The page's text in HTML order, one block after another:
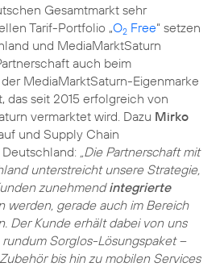
Gesamtmarkt sehr
Tarif-Portfolio „O2 Free“ setzen
und MediaMarktSaturn
auch beim
MediaMarktSaturn-Eigenmarke
das seit 2015 erfolgreich von
vermarktet wird. Dazu Mirko
und Supply Chain
„Die Partnerschaft mit
unterstreicht unsere Strategie,
zunehmendintegrierte
werden, gerade auch im Bereich
Der Kunde erhält dabei von uns
Sorglos-Lösungspaket –
bis hin zu mobilen Services